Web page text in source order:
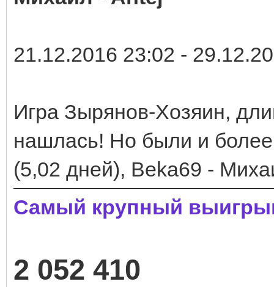
21.12.2016 23:02 -
Игра Зырянов-Хозяин,
нашлась! Но были и
(5,02 дней), Beka69 -
Самый крупный
2 052 410